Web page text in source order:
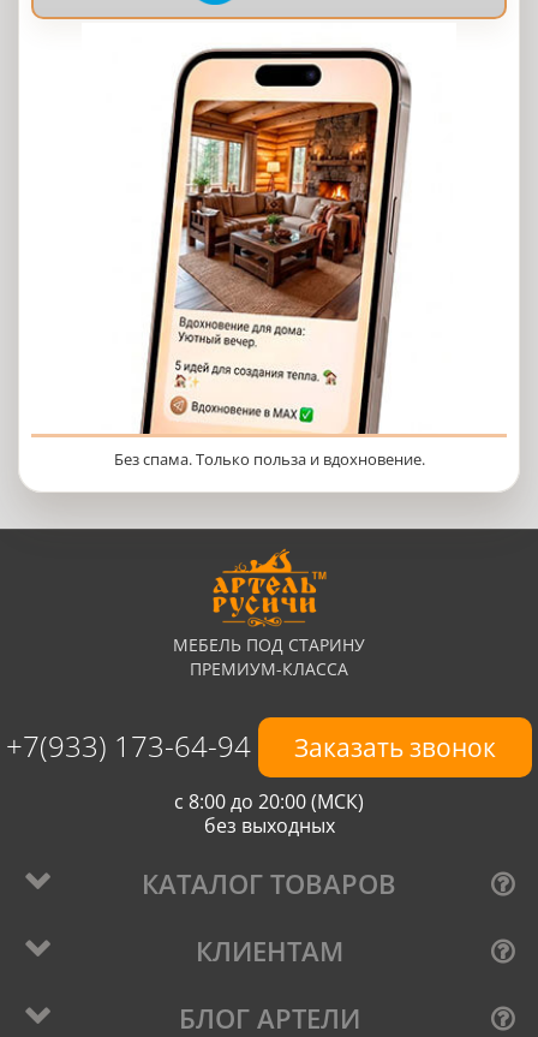
Без спама. Только польза и вдохновение.
МЕБЕЛЬ ПОД СТАРИНУ
ПРЕМИУМ-КЛАССА
+7(933) 173-64-94 Заказать звонок
с 8:00 до 20:00 (МСК)
без выходных
КАТАЛОГ ТОВАРОВ
КЛИЕНТАМ
БЛОГ АРТЕЛИ